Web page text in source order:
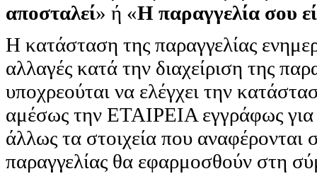
αποσταλεί» ή «Η παραγγελία σου
Η κατάσταση της παραγγελίας
αλλαγές κατά την διαχείριση της
υποχρεούται να ελέγχει την
αμέσως την ΕΤΑΙΡΕΙΑ εγγράφως
άλλως τα στοιχεία που
παραγγελίας θα εφαρμοσθούν στη